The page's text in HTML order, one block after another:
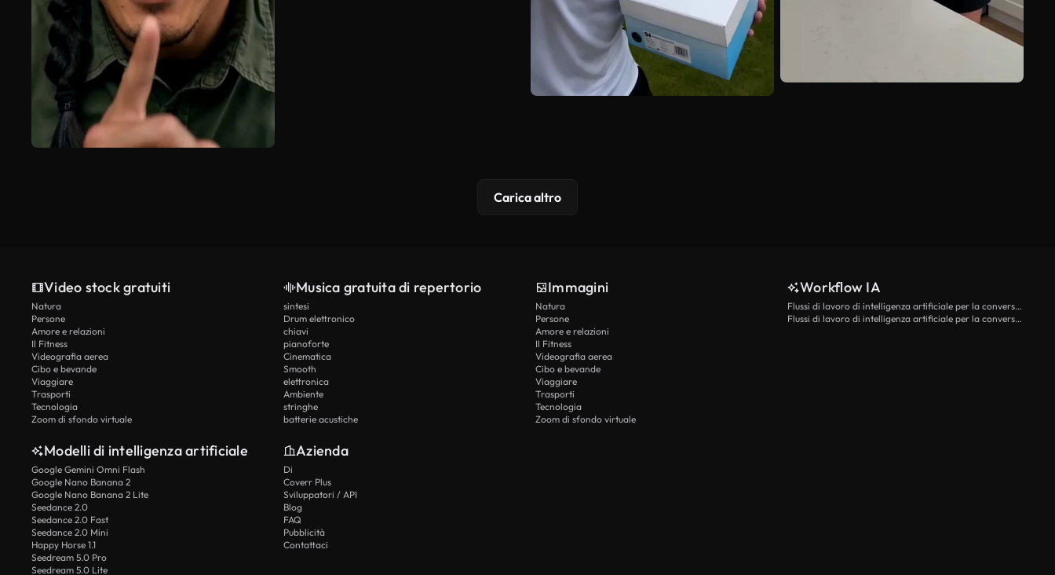
Carica altro
Video stock gratuiti
Natura
Persone
Amore e relazioni
Il Fitness
Videografia aerea
Cibo e bevande
Viaggiare
Trasporti
Tecnologia
Zoom di sfondo virtuale
Musica gratuita di repertorio
sintesi
Drum elettronico
chiavi
pianoforte
Cinematica
Smooth
elettronica
Ambiente
stringhe
batterie acustiche
Immagini
Natura
Persone
Amore e relazioni
Il Fitness
Videografia aerea
Cibo e bevande
Viaggiare
Trasporti
Tecnologia
Zoom di sfondo virtuale
Workflow IA
Flussi di lavoro di intelligenza artificiale per la conversione da testo a video
Flussi di lavoro di intelligenza artificiale per la conversione di immagini in video
Modelli di intelligenza artificiale
Google Gemini Omni Flash
Google Nano Banana 2
Google Nano Banana 2 Lite
Seedance 2.0
Seedance 2.0 Fast
Seedance 2.0 Mini
Happy Horse 1.1
Seedream 5.0 Pro
Seedream 5.0 Lite
Azienda
Di
Coverr Plus
Sviluppatori / API
Blog
FAQ
Pubblicità
Contattaci